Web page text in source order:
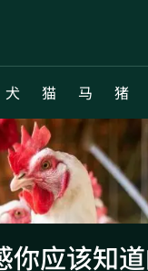
犬 猫 马 猪
你应该知